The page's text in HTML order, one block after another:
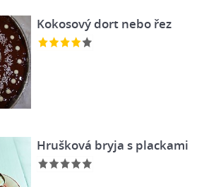
Kokosový dort nebo řez
Hrušková bryja s plackami